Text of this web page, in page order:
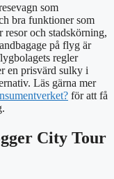
som
bra funktioner som
resor och stadskörning,
på flyg är
regler
en prisvärd sulky i
Läs gärna mer
för att få
City Tour